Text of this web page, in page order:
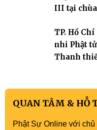
III tại
TP. Hồ
nhi Phật
Thanh
QUAN TÂM & HỖ
Phật Sự Online với